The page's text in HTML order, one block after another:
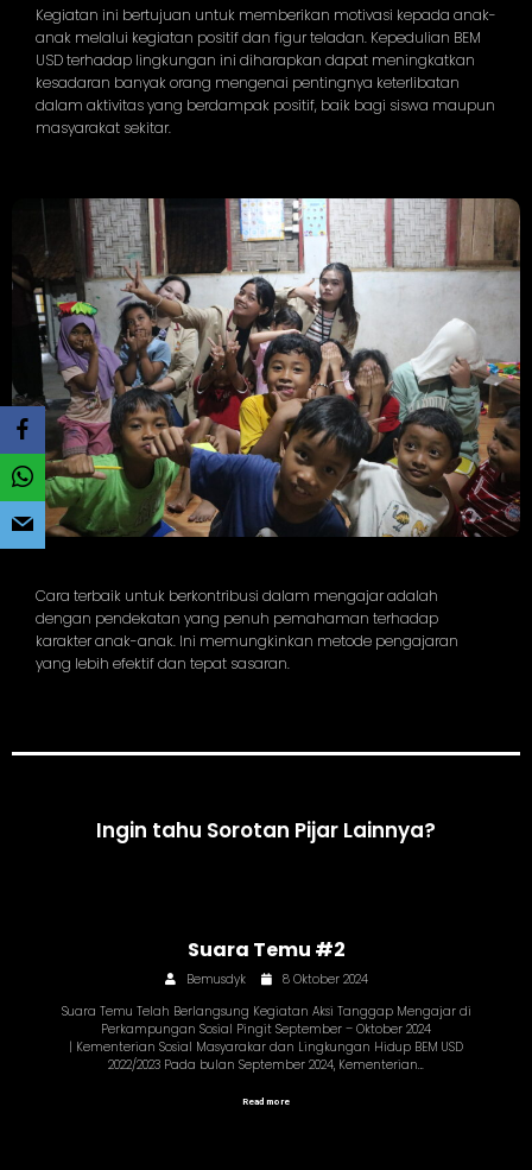
Kegiatan ini bertujuan untuk memberikan motivasi kepada anak-
anak melalui kegiatan positif dan figur teladan. Kepedulian BEM
USD terhadap lingkungan ini diharapkan dapat meningkatkan
kesadaran banyak orang mengenai pentingnya keterlibatan
dalam aktivitas yang berdampak positif, baik bagi siswa maupun
masyarakat sekitar.
Cara terbaik untuk berkontribusi dalam mengajar adalah
dengan pendekatan yang penuh pemahaman terhadap
karakter anak-anak. Ini memungkinkan metode pengajaran
yang lebih efektif dan tepat sasaran.
Ingin tahu Sorotan Pijar Lainnya?
Suara Temu #2
Bemusdyk
8 Oktober 2024
Suara Temu Telah Berlangsung Kegiatan Aksi Tanggap Mengajar di
Perkampungan Sosial Pingit September – Oktober 2024
| Kementerian Sosial Masyarakar dan Lingkungan Hidup BEM USD
2022/2023 Pada bulan September 2024, Kementerian…
Read more